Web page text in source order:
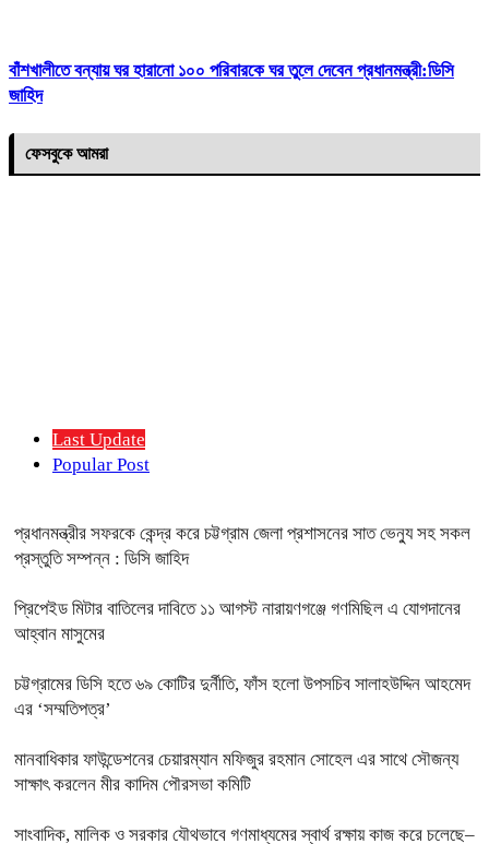
বাঁশখালীতে বন্যায় ঘর হারানো ১০০ পরিবারকে ঘর তুলে দেবেন প্রধানমন্ত্রী:ডিসি
জাহিদ
ফেসবুকে আমরা
Last Update
Popular Post
প্রধানমন্ত্রীর সফরকে কেন্দ্র করে চট্টগ্রাম জেলা প্রশাসনের সাত ভেন্যু সহ সকল
প্রস্তুতি সম্পন্ন : ডিসি জাহিদ
প্রিপেইড মিটার বাতিলের দাবিতে ১১ আগস্ট নারায়ণগঞ্জে গণমিছিল এ যোগদানের
আহ্বান মাসুমের
চট্টগ্রামের ডিসি হতে ৬৯ কোটির দুর্নীতি, ফাঁস হলো উপসচিব সালাহউদ্দিন আহমেদ
এর ‘সম্মতিপত্র’
মানবাধিকার ফাউন্ডেশনের চেয়ারম্যান মফিজুর রহমান সোহেল এর সাথে সৌজন্য
সাক্ষাৎ করলেন মীর কাদিম পৌরসভা কমিটি
সাংবাদিক, মালিক ও সরকার যৌথভাবে গণমাধ্যমের স্বার্থ রক্ষায় কাজ করে চলেছে–